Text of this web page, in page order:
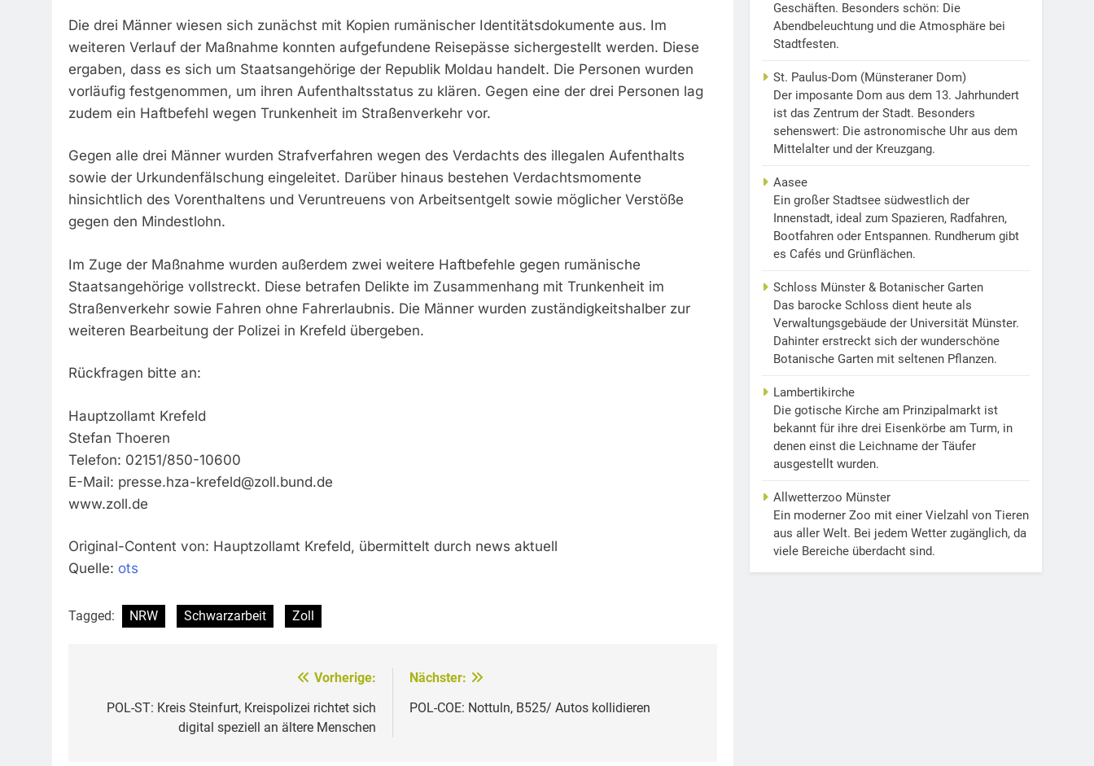
Die drei Männer wiesen sich zunächst mit Kopien rumänischer Identitätsdokumente aus. Im
weiteren Verlauf der Maßnahme konnten aufgefundene Reisepässe sichergestellt werden. Diese
ergaben, dass es sich um Staatsangehörige der Republik Moldau handelt. Die Personen wurden
vorläufig festgenommen, um ihren Aufenthaltsstatus zu klären. Gegen eine der drei Personen lag
zudem ein Haftbefehl wegen Trunkenheit im Straßenverkehr vor.
Gegen alle drei Männer wurden Strafverfahren wegen des Verdachts des illegalen Aufenthalts
sowie der Urkundenfälschung eingeleitet. Darüber hinaus bestehen Verdachtsmomente
hinsichtlich des Vorenthaltens und Veruntreuens von Arbeitsentgelt sowie möglicher Verstöße
gegen den Mindestlohn.
Im Zuge der Maßnahme wurden außerdem zwei weitere Haftbefehle gegen rumänische
Staatsangehörige vollstreckt. Diese betrafen Delikte im Zusammenhang mit Trunkenheit im
Straßenverkehr sowie Fahren ohne Fahrerlaubnis. Die Männer wurden zuständigkeitshalber zur
weiteren Bearbeitung der Polizei in Krefeld übergeben.
Rückfragen bitte an:
Hauptzollamt Krefeld
Stefan Thoeren
Telefon: 02151/850-10600
E-Mail: presse.hza-krefeld@zoll.bund.de
www.zoll.de
Original-Content von: Hauptzollamt Krefeld, übermittelt durch news aktuell
Quelle: ots
Tagged: NRW Schwarzarbeit Zoll
Vorherige:
POL-ST: Kreis Steinfurt, Kreispolizei richtet sich
digital speziell an ältere Menschen
Nächster:
POL-COE: Nottuln, B525/ Autos kollidieren
Geschäften. Besonders schön: Die
Abendbeleuchtung und die Atmosphäre bei
Stadtfesten.
St. Paulus-Dom (Münsteraner Dom)
Der imposante Dom aus dem 13. Jahrhundert
ist das Zentrum der Stadt. Besonders
sehenswert: Die astronomische Uhr aus dem
Mittelalter und der Kreuzgang.
Aasee
Ein großer Stadtsee südwestlich der
Innenstadt, ideal zum Spazieren, Radfahren,
Bootfahren oder Entspannen. Rundherum gibt
es Cafés und Grünflächen.
Schloss Münster & Botanischer Garten
Das barocke Schloss dient heute als
Verwaltungsgebäude der Universität Münster.
Dahinter erstreckt sich der wunderschöne
Botanische Garten mit seltenen Pflanzen.
Lambertikirche
Die gotische Kirche am Prinzipalmarkt ist
bekannt für ihre drei Eisenkörbe am Turm, in
denen einst die Leichname der Täufer
ausgestellt wurden.
Allwetterzoo Münster
Ein moderner Zoo mit einer Vielzahl von Tieren
aus aller Welt. Bei jedem Wetter zugänglich, da
viele Bereiche überdacht sind.